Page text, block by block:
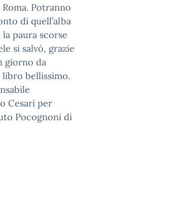
Potranno
di quell’alba
paura scorse
si salvò, grazie
giorno da
bellissimo.
Cesari per
Pocognoni di